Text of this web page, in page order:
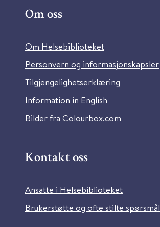
Om oss
Om Helsebiblioteket
Personvern og informasjonskapsler
Tilgjengelighetserklæring
Information in English
Bilder fra Colourbox.com
Kontakt oss
Ansatte i Helsebiblioteket
Brukerstøtte og ofte stilte spørsmål